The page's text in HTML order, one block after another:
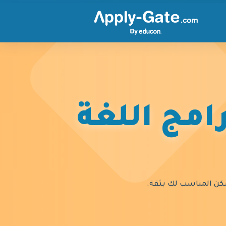
اللغة
المناسب لك بثقة.